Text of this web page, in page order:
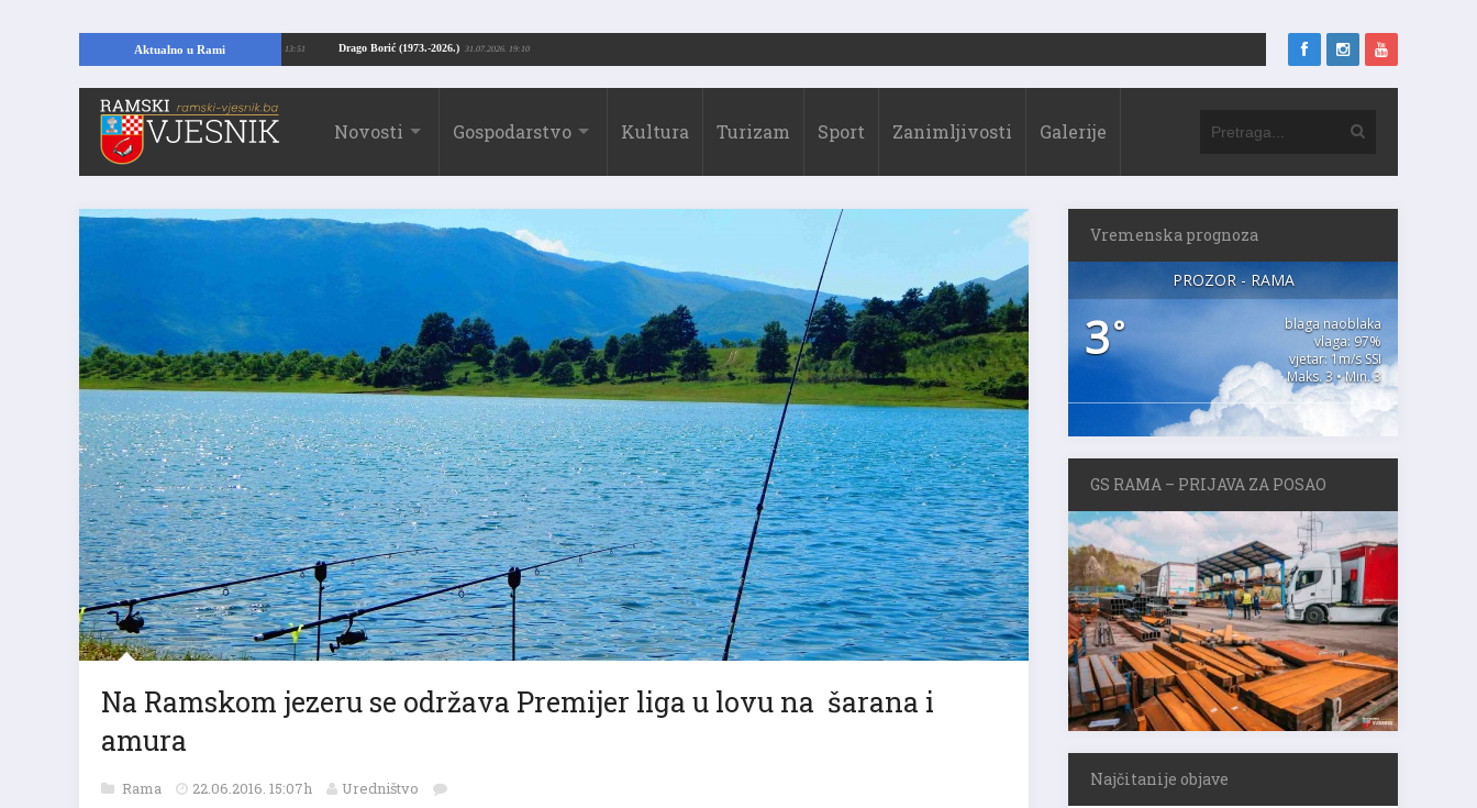
Aktualno u Rami Drago Borić (1973.-2026.) 31.07.2026. 19:10
temelje kuće, pronašao vrijedne arheološke ostatke 24.07.2026. 13:51
Novosti Gospodarstvo Kultura Turizam Sport Zanimljivosti Galerije
Na Ramskom jezeru se održava Premijer liga u lovu na šarana i
amura
Rama 22.06.2016. 15:07h Uredništvo
Vremenska prognoza
PROZOR - RAMA
3°
blaga naoblaka
vlaga: 97%
vjetar: 1m/s SSI
Maks. 3 • Min. 3
GS RAMA – PRIJAVA ZA POSAO
Najčitanije objave